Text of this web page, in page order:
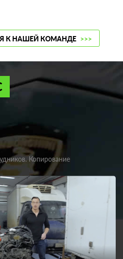
К НАШЕЙ КОМАНДЕ >>>
Копирование